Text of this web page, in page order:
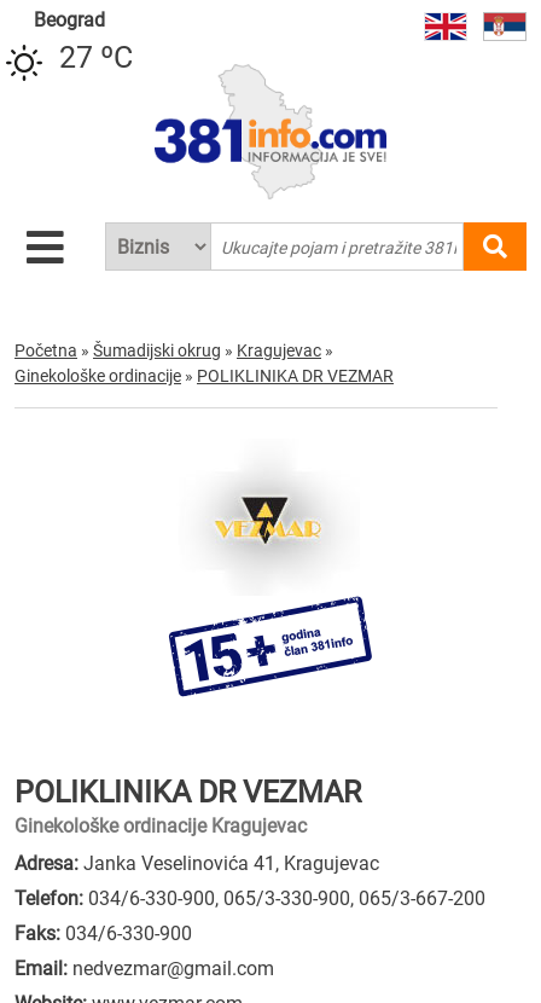
Beograd
27 ºC
Početna » Šumadijski okrug » Kragujevac »
Ginekološke ordinacije » POLIKLINIKA DR VEZMAR
POLIKLINIKA DR VEZMAR
Ginekološke ordinacije Kragujevac
Adresa: Janka Veselinovića 41, Kragujevac
Telefon: 034/6-330-900, 065/3-330-900, 065/3-667-200
Faks: 034/6-330-900
Email: nedvezmar@gmail.com